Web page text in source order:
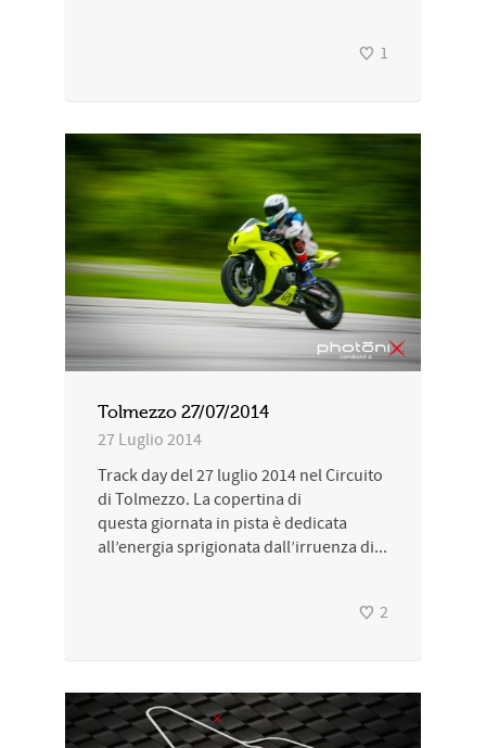
1
Tolmezzo 27/07/2014
27 Luglio 2014
Track day del 27 luglio 2014 nel Circuito
di Tolmezzo. La copertina di
questa giornata in pista è dedicata
all’energia sprigionata dall’irruenza di...
2